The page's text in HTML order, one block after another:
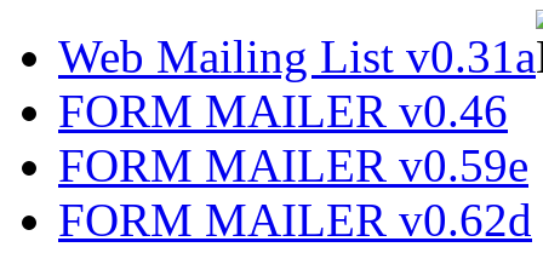
Web Mailing List v0.31a
FORM MAILER v0.46
FORM MAILER v0.59e
FORM MAILER v0.62d